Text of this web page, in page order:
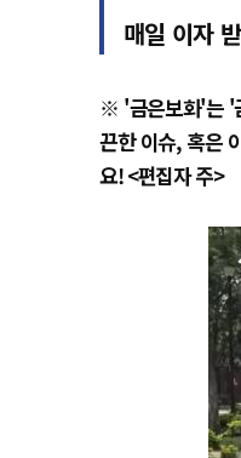
매일 이자
※ '금은보화'는 '
끈한 이슈, 혹은
요! <편집자 주>